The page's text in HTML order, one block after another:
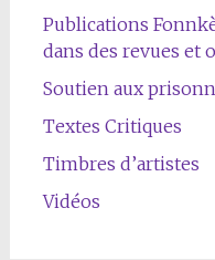
Publications
dans des revues et
Soutien aux
Textes Critiques
Timbres d’artistes
Vidéos